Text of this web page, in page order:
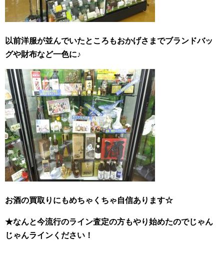
以前洋服が並んでいたところもおかげさまでブランドバッ
グや財布など一色に♪
お酒の買取りにもめちゃくちゃ自信あります☆
★なんと今流行のライン査定の方もやり始めたのでじゃん
じゃんラインください！